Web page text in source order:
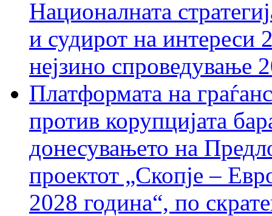
Националната
и судирот на интереси
нејзино спроведување
Платформата на
против корупцијата
донесувањето на
проектот „Скопје –
2028 година“, по